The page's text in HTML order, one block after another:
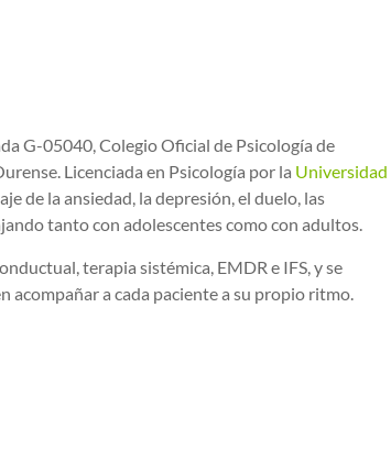
G-05040, Colegio Oficial de Psicología de
Licenciada en Psicología por la Universidad
de la ansiedad, la depresión, el duelo, las
tanto con adolescentes como con adultos.
terapia sistémica, EMDR e IFS, y se
acompañar a cada paciente a su propio ritmo.